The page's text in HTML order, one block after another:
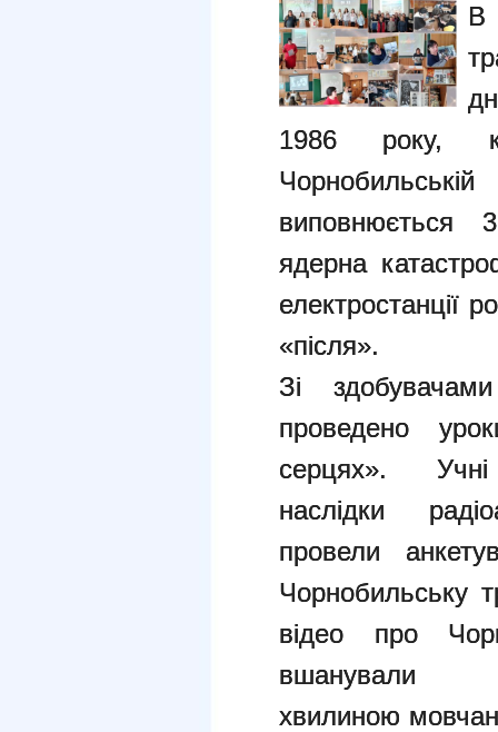
В
1986 року,
ядерна
електростанції
«після».
Зі
проведено
серцях».
наслідки
провели
Чорнобильську
відео про
хвилиною